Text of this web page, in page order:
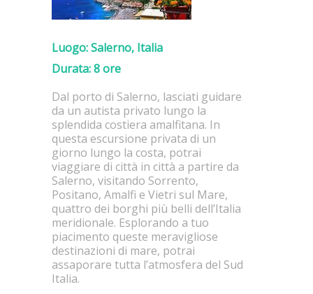
Luogo:Salerno, Italia
Durata:8 ore
Dal porto di Salerno, lasciati guidare
da un autista privato lungo la
splendida costiera amalfitana. In
questa escursione privata di un
giorno lungo la costa, potrai
viaggiare di città in città a partire da
Salerno, visitando Sorrento,
Positano, Amalfi e Vietri sul Mare,
quattro dei borghi più belli dell’Italia
meridionale. Esplorando a tuo
piacimento queste meravigliose
destinazioni di mare, potrai
assaporare tutta l’atmosfera del Sud
Italia.